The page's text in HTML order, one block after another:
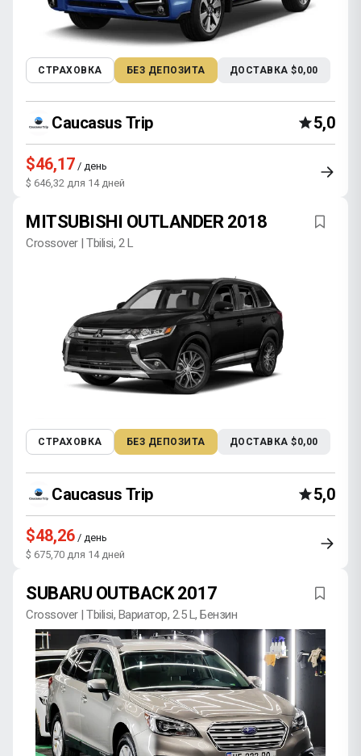
СТРАХОВКА БЕЗ ДЕПОЗИТА ДОСТАВКА $0,00
Caucasus Trip 5,0
$46,17 / день
$ 646,32 для 14 дней
MITSUBISHI OUTLANDER 2018
Crossover | Tbilisi, 2 L
СТРАХОВКА БЕЗ ДЕПОЗИТА ДОСТАВКА $0,00
Caucasus Trip 5,0
$48,26 / день
$ 675,70 для 14 дней
SUBARU OUTBACK 2017
Crossover | Tbilisi, Вариатор, 2.5 L, Бензин